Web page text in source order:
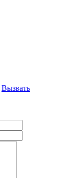
Вызвать